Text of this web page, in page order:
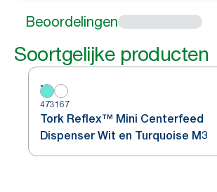
Beoordelingen
Soortgelijke producten
473167
Tork Reflex™ Mini Centerfeed
Dispenser Wit en Turquoise M3